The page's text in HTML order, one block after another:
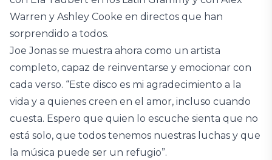
Warren y Ashley Cooke en directos que han
sorprendido a todos.
Joe Jonas se muestra ahora como un artista
completo, capaz de reinventarse y emocionar con
cada verso. “Este disco es mi agradecimiento a la
vida y a quienes creen en el amor, incluso cuando
cuesta. Espero que quien lo escuche sienta que no
está solo, que todos tenemos nuestras luchas y que
la música puede ser un refugio”.